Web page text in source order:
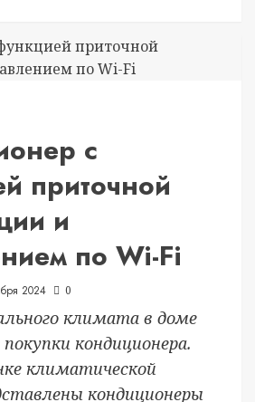
с
приточной
и
по Wi-Fi
2024 0
климата в доме
кондиционера.
климатической
кондиционеры